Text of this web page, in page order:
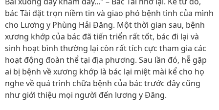
bác Tài đặt trọn niềm tin và giao phó bệnh tình của mình
cho Lương y Phùng Hải Đăng. Một thời gian sau, bệnh
xương khớp của bác đã tiến triển rất tốt, bác đi lại và
sinh hoạt bình thường lại còn rất tích cực tham gia các
hoạt động đoàn thể tại địa phương. Sau lần đó, hễ gặp
ai bị bệnh về xương khớp là bác lại miệt mài kể cho họ
nghe về quá trình chữa bệnh của bác trước đây cũng
như giới thiệu mọi người đến lương y Đăng.